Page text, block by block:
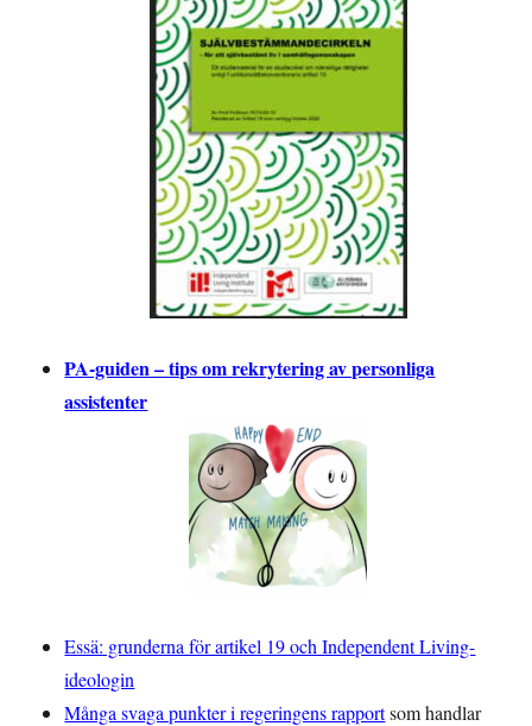
PA-guiden – tips om rekrytering av personliga
assistenter
Essä: grunderna för artikel 19 och Independent Living-
ideologin
Många svaga punkter i regeringens rapportsom handlar